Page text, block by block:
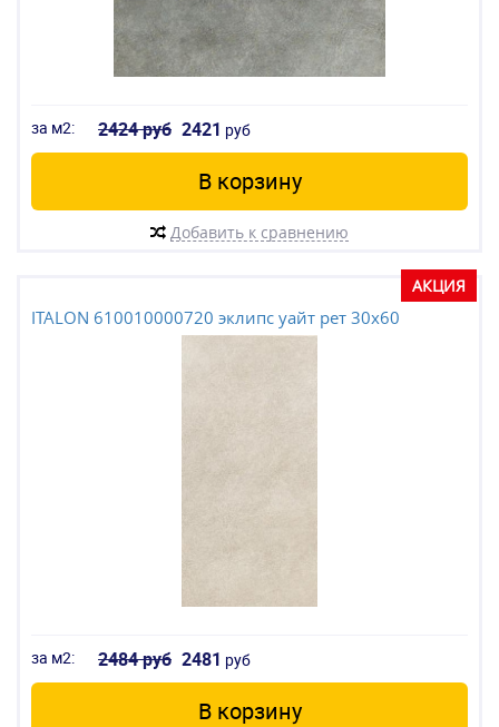
за м2: 2424 руб 2421 руб
В корзину
Добавить к сравнению
АКЦИЯ
ITALON 610010000720 эклипс уайт рет 30x60
за м2: 2484 руб 2481 руб
В корзину